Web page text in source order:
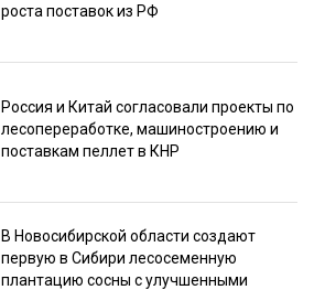
роста поставок из РФ
Россия и Китай согласовали проекты по
лесопереработке, машиностроению и
поставкам пеллет в КНР
В Новосибирской области создают
первую в Сибири лесосеменную
плантацию сосны с улучшенными